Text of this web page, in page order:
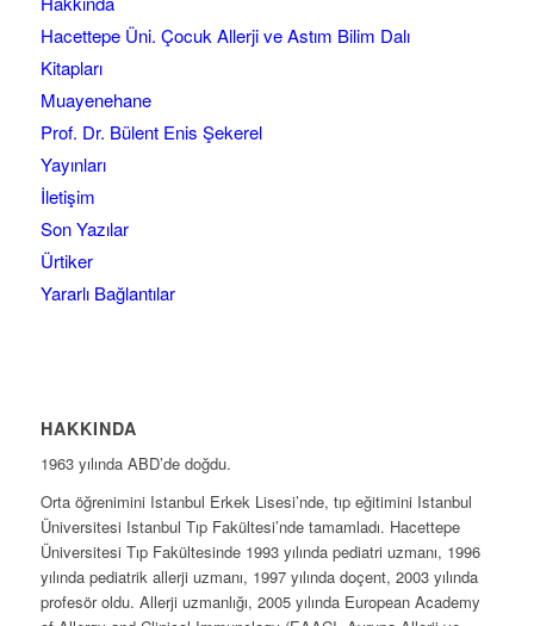
Hacettepe Üni. Çocuk Allerji ve Astım Bilim Dalı
Kitapları
Muayenehane
Prof. Dr. Bülent Enis Şekerel
Yayınları
İletişim
Son Yazılar
Ürtiker
Yararlı Bağlantılar
HAKKINDA
1963 yılında ABD’de doğdu.
Orta öğrenimini Istanbul Erkek Lisesi’nde, tıp eğitimini Istanbul
Üniversitesi Istanbul Tıp Fakültesi’nde tamamladı. Hacettepe
Üniversitesi Tıp Fakültesinde 1993 yılında pediatri uzmanı, 1996
yılında pediatrik allerji uzmanı, 1997 yılında doçent, 2003 yılında
profesör oldu. Allerji uzmanlığı, 2005 yılında European Academy